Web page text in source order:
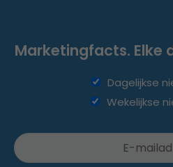
Marketingfacts. Elke
Dagelijkse
Wekelijkse